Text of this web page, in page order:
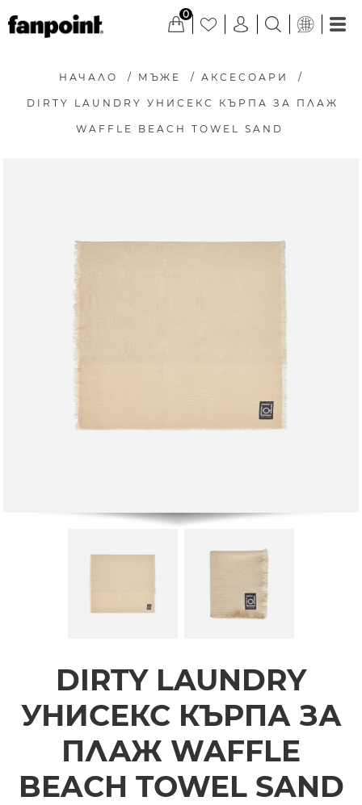
0
НАЧАЛО / МЪЖЕ / АКСЕСОАРИ /
DIRTY LAUNDRY УНИСЕКС КЪРПА ЗА ПЛАЖ
WAFFLE BEACH TOWEL SAND
DIRTY LAUNDRY
УНИСЕКС КЪРПА ЗА
ПЛАЖ WAFFLE
BEACH TOWEL SAND